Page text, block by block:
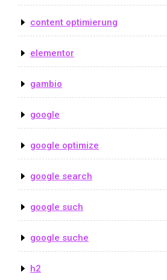
content optimierung
elementor
gambio
google
google optimize
google search
google such
google suche
h2